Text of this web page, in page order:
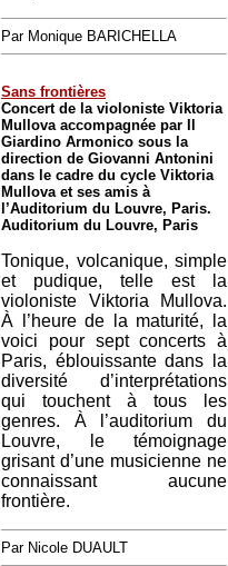
Par Monique BARICHELLA
Sans frontières
Concert de la violoniste Viktoria
Mullova accompagnée par Il
Giardino Armonico sous la
direction de Giovanni Antonini
dans le cadre du cycle Viktoria
Mullova et ses amis à
l’Auditorium du Louvre, Paris.
Auditorium du Louvre, Paris
Tonique, volcanique, simple
et pudique, telle est la
violoniste Viktoria Mullova.
À l’heure de la maturité, la
voici pour sept concerts à
Paris, éblouissante dans la
diversité d’interprétations
qui touchent à tous les
genres. À l’auditorium du
Louvre, le témoignage
grisant d’une musicienne ne
connaissant aucune
frontière.
Par Nicole DUAULT